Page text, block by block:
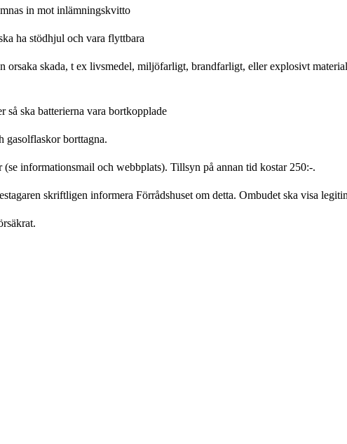
in mot inlämningskvitto
ha stödhjul och vara flyttbara
skada, t ex livsmedel, miljöfarligt, brandfarligt, eller explosivt
ska batterierna vara bortkopplade
gasolflaskor borttagna.
informationsmail och webbplats). Tillsyn på annan tid kostar 250:-.
skriftligen informera Förrådshuset om detta. Ombudet ska visa